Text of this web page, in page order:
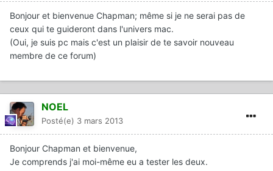
Bonjour et bienvenue Chapman; même si je ne serai pas de
ceux qui te guideront dans l'univers mac.
(Oui, je suis pc mais c'est un plaisir de te savoir nouveau
membre de ce forum)
NOEL
Posté(e) 3 mars 2013
Bonjour Chapman et bienvenue,
Je comprends j'ai moi-même eu a tester les deux.